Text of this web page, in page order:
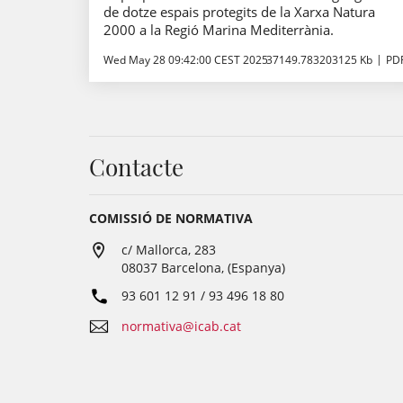
de dotze espais protegits de la Xarxa Natura
2000 a la Regió Marina Mediterrània.
Wed May 28 09:42:00 CEST 202537149.783203125 Kb
Contacte
COMISSIÓ DE NORMATIVA
c/ Mallorca, 283
08037 Barcelona, (Espanya)
93 601 12 91 / 93 496 18 80
normativa@icab.cat